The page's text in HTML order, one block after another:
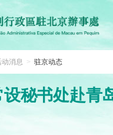
动消息 > 驻京动态
秘书处赴青